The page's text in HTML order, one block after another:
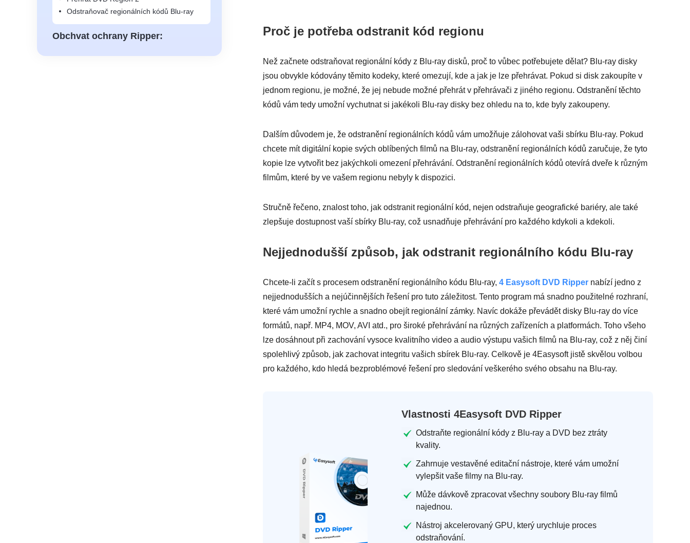
Odstraňovač regionálních kódů Blu-ray
Obchvat ochrany Ripper: Proč je potřeba odstranit kód regionu
Než začnete odstraňovat regionální kódy z Blu-ray disků, proč to vůbec potřebujete dělat? Blu-ray disky
jsou obvykle kódovány těmito kodeky, které omezují, kde a jak je lze přehrávat. Pokud si disk zakoupíte v
jednom regionu, je možné, že jej nebude možné přehrát v přehrávači z jiného regionu. Odstranění těchto
kódů vám tedy umožní vychutnat si jakékoli Blu-ray disky bez ohledu na to, kde byly zakoupeny.
Dalším důvodem je, že odstranění regionálních kódů vám umožňuje zálohovat vaši sbírku Blu-ray. Pokud
chcete mít digitální kopie svých oblíbených filmů na Blu-ray, odstranění regionálních kódů zaručuje, že tyto
kopie lze vytvořit bez jakýchkoli omezení přehrávání. Odstranění regionálních kódů otevírá dveře k různým
filmům, které by ve vašem regionu nebyly k dispozici.
Stručně řečeno, znalost toho, jak odstranit regionální kód, nejen odstraňuje geografické bariéry, ale také
zlepšuje dostupnost vaší sbírky Blu-ray, což usnadňuje přehrávání pro každého kdykoli a kdekoli.
Nejjednodušší způsob, jak odstranit regionálního kódu Blu-ray
Chcete-li začít s procesem odstranění regionálního kódu Blu-ray, 4 Easysoft DVD Ripper nabízí jedno z
nejjednodušších a nejúčinnějších řešení pro tuto záležitost. Tento program má snadno použitelné rozhraní,
které vám umožní rychle a snadno obejít regionální zámky. Navíc dokáže převádět disky Blu-ray do více
formátů, např. MP4, MOV, AVI atd., pro široké přehrávání na různých zařízeních a platformách. Toho všeho
lze dosáhnout při zachování vysoce kvalitního video a audio výstupu vašich filmů na Blu-ray, což z něj činí
spolehlivý způsob, jak zachovat integritu vašich sbírek Blu-ray. Celkově je 4Easysoft jistě skvělou volbou
pro každého, kdo hledá bezproblémové řešení pro sledování veškerého svého obsahu na Blu-ray.
Vlastnosti 4Easysoft DVD Ripper
Odstraňte regionální kódy z Blu-ray a DVD bez ztráty
kvality.
Zahrnuje vestavěné editační nástroje, které vám umožní
vylepšit vaše filmy na Blu-ray.
Může dávkově zpracovat všechny soubory Blu-ray filmů
najednou.
Nástroj akcelerovaný GPU, který urychluje proces
odstraňování.